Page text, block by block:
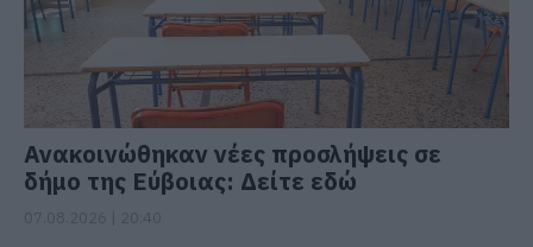
Ανακοινώθηκαν νέες προσλήψεις σε
δήμο της Εύβοιας: Δείτε εδώ